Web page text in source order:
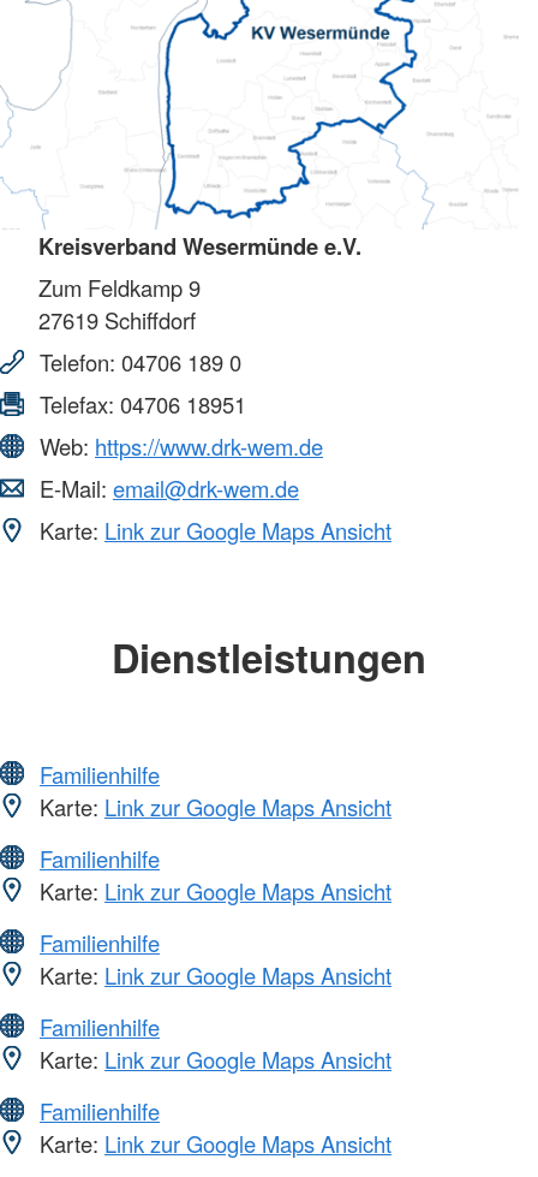
Kreisverband Wesermünde e.V.
Zum Feldkamp 9
27619 Schiffdorf
Telefon: 04706 189 0
Telefax: 04706 18951
Web: https://www.drk-wem.de
E-Mail: email@drk-wem.de
Karte: Link zur Google Maps Ansicht
Dienstleistungen
Familienhilfe
Karte: Link zur Google Maps Ansicht
Familienhilfe
Karte: Link zur Google Maps Ansicht
Familienhilfe
Karte: Link zur Google Maps Ansicht
Familienhilfe
Karte: Link zur Google Maps Ansicht
Familienhilfe
Karte: Link zur Google Maps Ansicht